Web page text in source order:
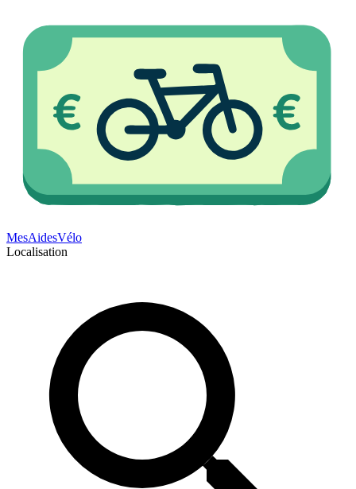
MesAidesVélo
Localisation